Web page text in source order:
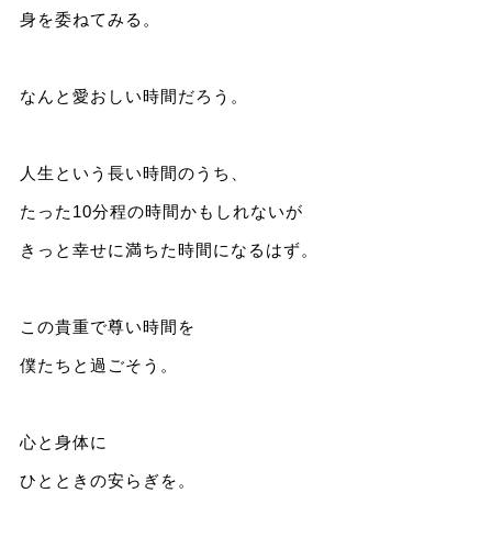
身を委ねてみる。
なんと愛おしい時間だろう。
人生という長い時間のうち、
たった10分程の時間かもしれないが
きっと幸せに満ちた時間になるはず。
この貴重で尊い時間を
僕たちと過ごそう。
心と身体に
ひとときの安らぎを。